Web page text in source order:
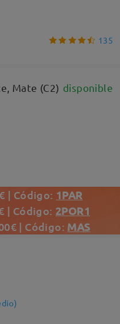
135
Mate (C2) disponible
| Código: 1PAR
| Código: 2POR1
| Código: MAS
)